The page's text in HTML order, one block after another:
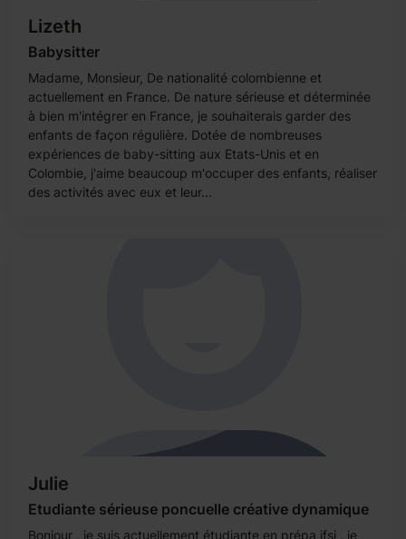
Lizeth
Babysitter
Madame, Monsieur, De nationalité colombienne et
actuellement en France. De nature sérieuse et déterminée
à bien m'intégrer en France, je souhaiterais garder des
enfants de façon régulière. Dotée de nombreuses
expériences de baby-sitting aux Etats-Unis et en
Colombie, j'aime beaucoup m'occuper des enfants, réaliser
des activités avec eux et leur...
Julie
Etudiante sérieuse poncuelle créative dynamique
Bonjour , je suis actuellement étudiante en prépa ifsi , je